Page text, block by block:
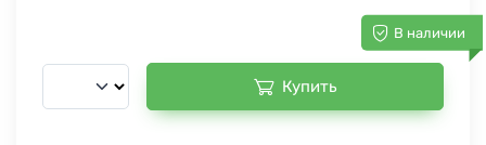
В наличии
Купить